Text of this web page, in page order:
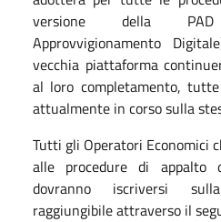
versione della
Approvvigionamento
vecchia piattaforma
al loro completamento,
attualmente in corso sulla
Tutti gli Operatori Economici
alle procedure di appalto
dovranno iscriversi
raggiungibile attraverso il